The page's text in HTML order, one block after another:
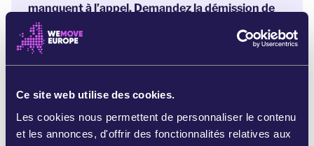
Ce site web utilise des cookies.
Les cookies nous permettent de personnaliser le contenu
et les annonces, d'offrir des fonctionnalités relatives aux
manquent à l’appel. Demandez la démission de
Leggeri !
Même si Leggeri démissionne, notre combat
contre les actions de FRONTEX ne s’arrêtera
flou juridique. À ce jour, il n’existe aucun moyen
pour lui demander de rendre des comptes. Se
débarrasser de Leggeri ne sera qu'une première